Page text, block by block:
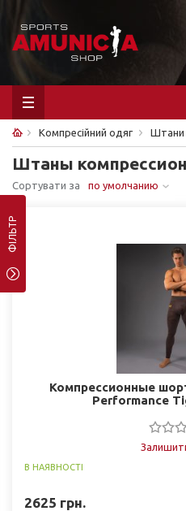
Компресійний одяг Штани
Штаны
Сортувати за по умолчанию
ФІЛЬТР
Компрессионные
Performance
В НАЯВНОСТІ
2625 грн.